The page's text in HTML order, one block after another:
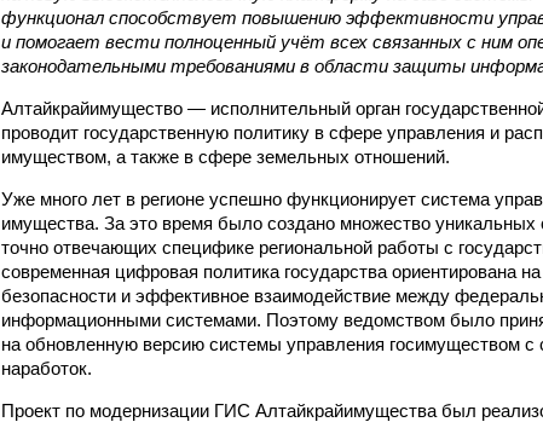
функционал способствует повышению эффективности
и помогает вести полноценный учёт всех связанных с ним
законодательными требованиями в области защиты
Алтайкрайимущество — исполнительный орган
проводит государственную политику в сфере управления и
имуществом, а также в сфере земельных отношений.
Уже много лет в регионе успешно функционирует система
имущества. За это время было создано множество
точно отвечающих специфике региональной работы с
современная цифровая политика государства ориентирована
безопасности и эффективное взаимодействие между
информационными системами. Поэтому ведомством было
на обновленную версию системы управления госимуществом
наработок.
Проект по модернизации ГИС Алтайкрайимущества был